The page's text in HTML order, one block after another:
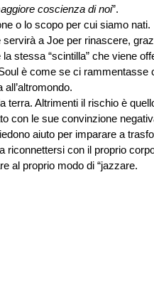
coscienza di noi”.
o lo scopo per cui siamo nati.
a Joe per rinascere,
stessa “scintilla” che viene
è come se ci rammentasse
Altrimenti il rischio è
con le sue convinzione
aiuto per imparare a
con il proprio
al proprio modo di “jazzare.